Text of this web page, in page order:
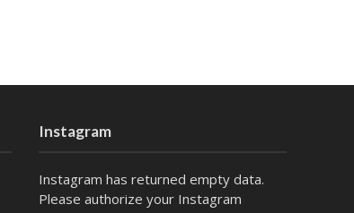
Instagram
Instagram has returned empty data.
Please authorize your Instagram